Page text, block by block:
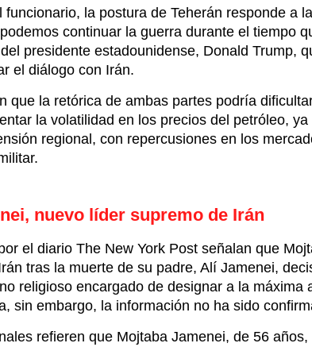
funcionario, la postura de Teherán responde a
continuar la guerra durante el tiempo
presidente estadounidense, Donald Trump,
el diálogo con Irán.
que la retórica de ambas partes podría
la volatilidad en los precios del petróleo,
regional, con repercusiones en los
nuevo líder supremo de Irán
el diario The New York Post señalan que
tras la muerte de su padre, Alí Jamenei,
religioso encargado de designar a la máxima
sin embargo, la información no ha sido
refieren que Mojtaba Jamenei, de 56